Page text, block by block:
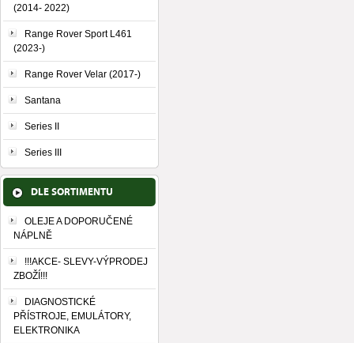
(2014- 2022)
Range Rover Sport L461
(2023-)
Range Rover Velar (2017-)
Santana
Series II
Series III
DLE SORTIMENTU
OLEJE A DOPORUČENÉ
NÁPLNĚ
!!!AKCE- SLEVY-VÝPRODEJ
ZBOŽÍ!!!
DIAGNOSTICKÉ
PŘÍSTROJE, EMULÁTORY,
ELEKTRONIKA